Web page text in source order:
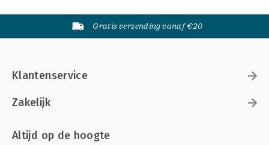
Gratis verzending vanaf €20
Klantenservice
Zakelijk
Altijd op de hoogte